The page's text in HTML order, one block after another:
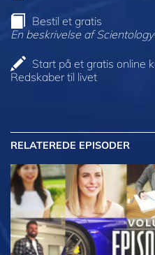
Bestil et gratis
En beskrivelse af Scientology
Start på et gratis online
Redskaber til livet
RELATEREDE EPISODER